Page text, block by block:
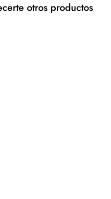
otros productos